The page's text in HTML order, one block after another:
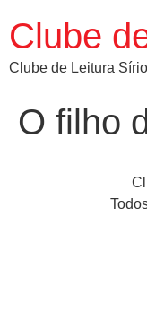
Clube
Clube de Leitura Sírio
O filho